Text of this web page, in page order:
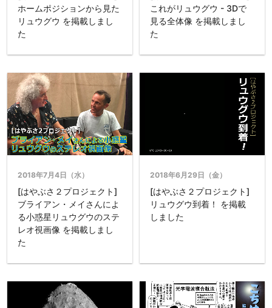
ホームポジションから見た
リュウグウ を掲載しまし
た
これがリュウグウ - 3Dで
見る全体像 を掲載しまし
た
2018年7月4日（水）
[はやぶさ２プロジェクト]
ブライアン・メイさんによ
る小惑星リュウグウのステ
レオ視画像 を掲載しまし
た
2018年6月29日（金）
[はやぶさ２プロジェクト]
リュウグウ到着！ を掲載
しました